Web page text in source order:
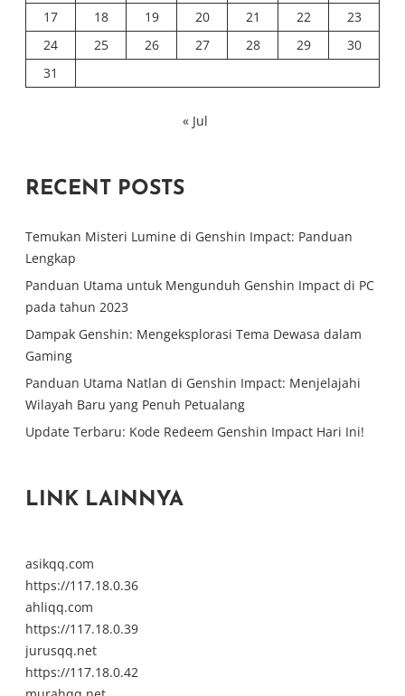
17
18 19 20 21 22
23
24
25 26 27 28 29
30
31
« Jul
RECENT POSTS
Temukan Misteri Lumine di Genshin Impact: Panduan
Lengkap
Panduan Utama untuk Mengunduh Genshin Impact di PC
pada tahun 2023
Dampak Genshin: Mengeksplorasi Tema Dewasa dalam
Gaming
Panduan Utama Natlan di Genshin Impact: Menjelajahi
Wilayah Baru yang Penuh Petualang
Update Terbaru: Kode Redeem Genshin Impact Hari Ini!
LINK LAINNYA
asikqq.com
https://117.18.0.36
ahliqq.com
https://117.18.0.39
jurusqq.net
https://117.18.0.42